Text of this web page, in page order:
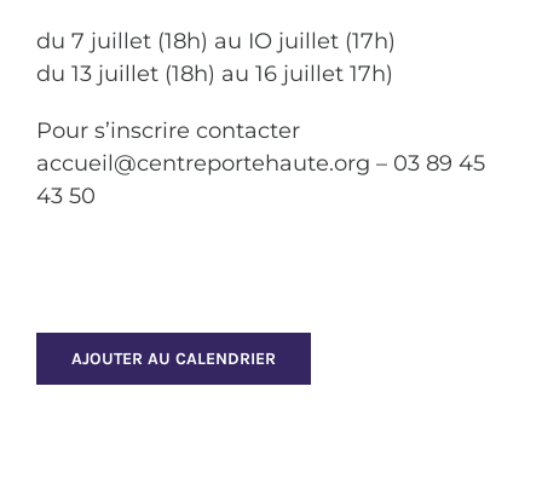
du 7 juillet (18h) au IO juillet (17h)
du 13 juillet (18h) au 16 juillet 17h)
Pour s’inscrire contacter
accueil@centreportehaute.org – 03 89 45
43 50
AJOUTER AU CALENDRIER